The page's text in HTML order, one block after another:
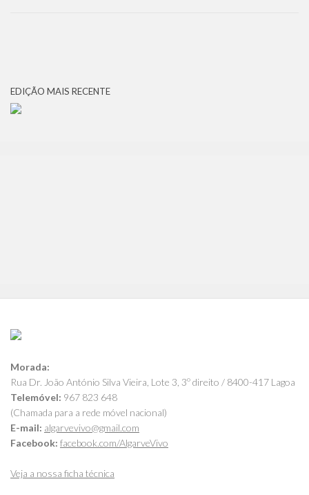
EDIÇÃO MAIS RECENTE
Morada:
Rua Dr. João António Silva Vieira, Lote 3, 3º direito / 8400-417 Lagoa
Telemóvel: 967 823 648
(Chamada para a rede móvel nacional)
E-mail: algarvevivo@gmail.com
Facebook: facebook.com/AlgarveVivo
Veja a nossa ficha técnica